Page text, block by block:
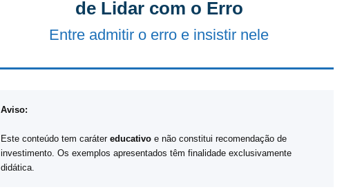
de Lidar com o Erro
Entre admitir o erro e insistir nele
Aviso:
Este conteúdo tem caráter educativo e não constitui recomendação de
investimento. Os exemplos apresentados têm finalidade exclusivamente
didática.